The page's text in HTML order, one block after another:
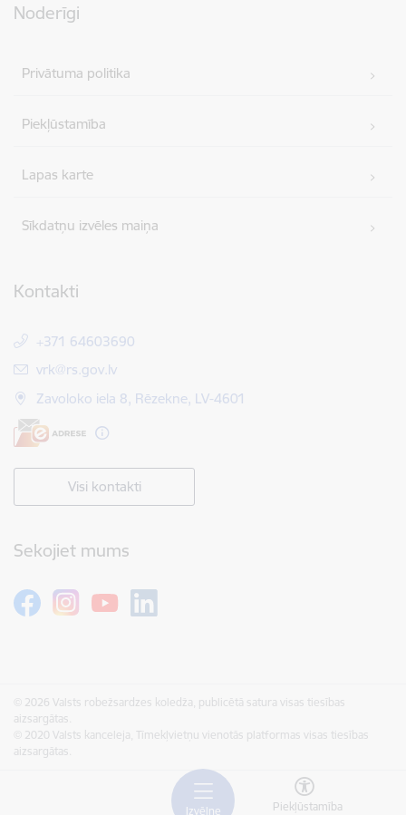
Izvēlne Piekļūstamība
Noderīgi
Privātuma politika
Piekļūstamība
Lapas karte
Sīkdatņu izvēles maiņa
Kontakti
+371 64603690
E-pasts:
vrk@rs.gov.lv
Zavoloko iela 8, Rēzekne, LV-4601
Visi kontakti
Sekojiet mums
© 2026 Valsts robežsardzes koledža, publicētā satura visas tiesības
aizsargātas.
© 2020 Valsts kanceleja, Tīmekļvietņu vienotās platformas visas tiesības
aizsargātas.